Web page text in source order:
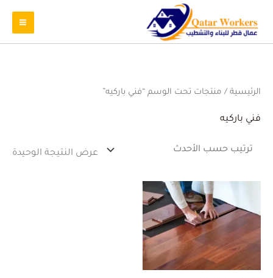
الرئيسية / منتجات تحت الوسم “فني باركيه”
فني باركيه
عرض النتيجة الوحيدة